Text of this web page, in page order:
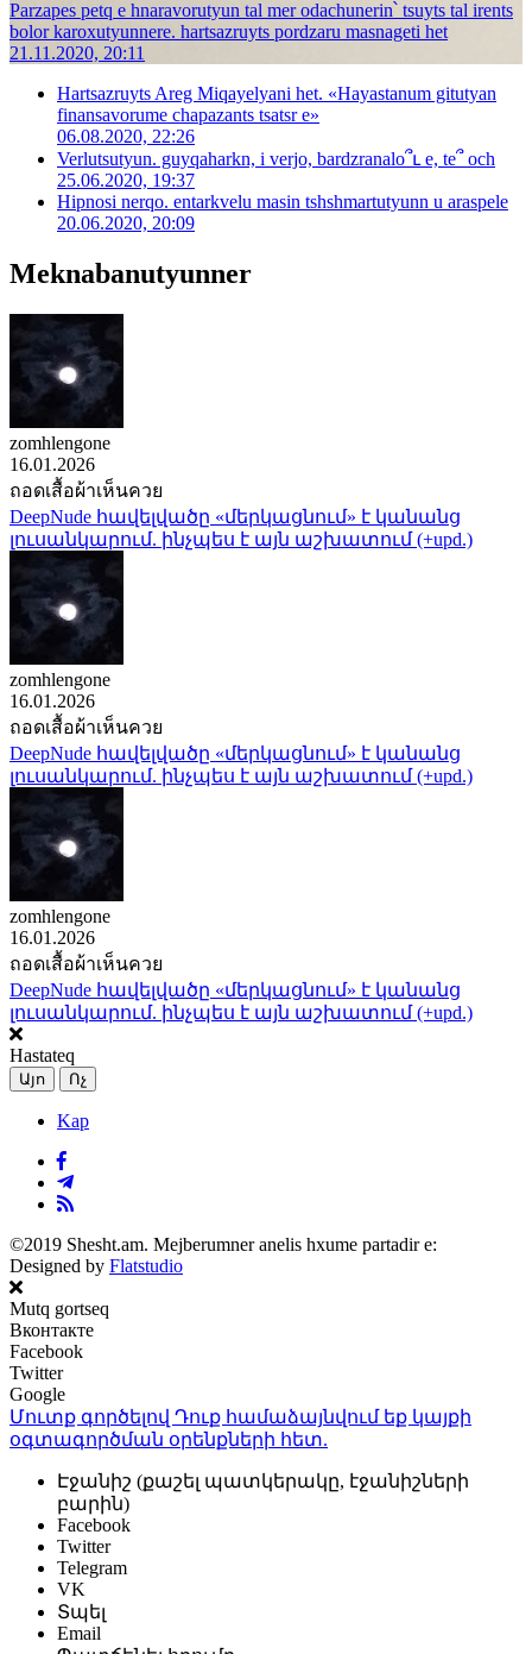
Parzapes petq e hnaravorutyun tal mer odachunerin՝ tsuyts tal irents
bolor karoxutyunnere. hartsazruyts pordzaru masnageti het
21.11.2020, 20:11
Hartsazruyts Areg Miqayelyani het. «Hayastanum gitutyan
finansavorume chapazants tsatsr e»
06.08.2020, 22:26
Verlutsutyun. guyqaharkn, i verjo, bardzranalo՞ւ e, te՞ och
25.06.2020, 19:37
Hipnosi nerqo. entarkvelu masin tshshmartutyunn u araspele
20.06.2020, 20:09
Meknabanutyunner
zomhlengone
16.01.2026
ถอดเสื้อผ้าเห็นควย
DeepNude հավելվածը «մերկացնում» է կանանց
լուսանկարում. ինչպես է այն աշխատում (+upd.)
zomhlengone
16.01.2026
ถอดเสื้อผ้าเห็นควย
DeepNude հավելվածը «մերկացնում» է կանանց
լուսանկարում. ինչպես է այն աշխատում (+upd.)
zomhlengone
16.01.2026
ถอดเสื้อผ้าเห็นควย
DeepNude հավելվածը «մերկացնում» է կանանց
լուսանկարում. ինչպես է այն աշխատում (+upd.)
Hastateq
Այո Ոչ
Kap
©2019 Shesht.am. Mejberumner anelis hxume partadir e:
Designed by Flatstudio
Mutq gortseq
Вконтакте
Facebook
Twitter
Google
Մուտք գործելով Դուք համաձայնվում եք կայքի
օգտագործման օրենքների հետ.
Էջանիշ (քաշել պատկերակը, էջանիշների
բարին)
Facebook
Twitter
Telegram
VK
Տպել
Email